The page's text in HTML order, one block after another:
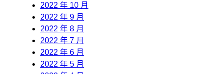
2022 年 10 月
2022 年 9 月
2022 年 8 月
2022 年 7 月
2022 年 6 月
2022 年 5 月